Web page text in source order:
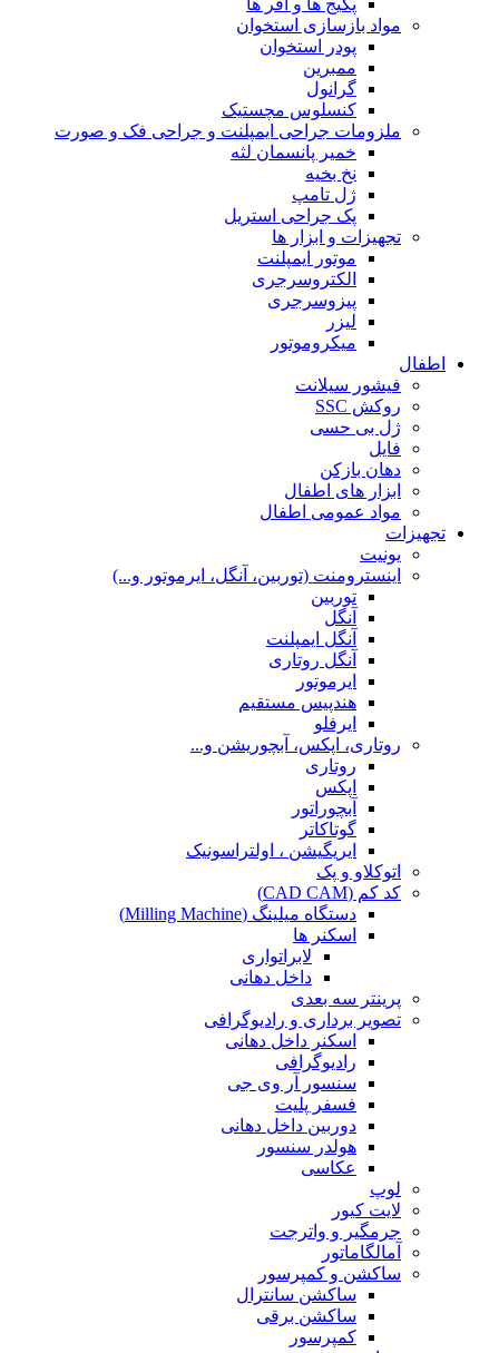
پکیج ها و آفر ها
مواد بازسازی استخوان
پودر استخوان
ممبرین
گرانول
کنسلوس مچستیک
ملزومات جراحی ایمپلنت و جراحی فک و صورت
خمیر پانسمان لثه
نخ بخیه
ژل تامپ
پک جراحی استریل
تجهیزات و ابزار ها
موتور ایمپلنت
الکتروسرجری
پیزوسرجری
لیزر
میکروموتور
اطفال
فیشور سیلانت
روکش SSC
ژل بی حسی
فایل
دهان بازکن
ابزار های اطفال
مواد عمومی اطفال
تجهیزات
یونیت
اینسترومنت (توربین، آنگل، ایرموتور و...)
توربین
آنگل
آنگل ایمپلنت
آنگل روتاری
ایرموتور
هندپیس مستقیم
ایرفلو
روتاری، اپکس، آبچوریشن و...
روتاری
اپکس
آبچوراتور
گوتاکاتر
ایریگیشن ، اولتراسونیک
اتوکلاو و پک
کد کم (CAD CAM)
دستگاه میلینگ (Milling Machine)
اسکنر ها
لابراتواری
داخل دهانی
پرینتر سه بعدی
تصویر برداری و رادیوگرافی
اسکنر داخل دهانی
رادیوگرافی
سنسور آر وی جی
فسفر پلیت
دوربین داخل دهانی
هولدر سنسور
عکاسی
لوپ
لایت کیور
جرمگیر و واترجت
آمالگاماتور
ساکشن و کمپرسور
ساکشن سانترال
ساکشن برقی
کمپرسور